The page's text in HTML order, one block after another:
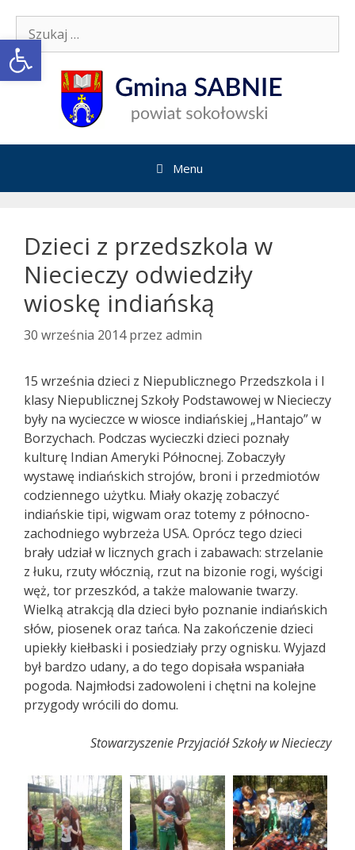
Open toolbar
treści
Menu
Dzieci z przedszkola w
Niecieczy odwiedziły
wioskę indiańską
30 września 2014 przez admin
15 września dzieci z Niepublicznego Przedszkola i I
klasy Niepublicznej Szkoły Podstawowej w Niecieczy
były na wycieczce w wiosce indiańskiej „Hantajo” w
Borzychach. Podczas wycieczki dzieci poznały
kulturę Indian Ameryki Północnej. Zobaczyły
wystawę indiańskich strojów, broni i przedmiotów
codziennego użytku. Miały okazję zobaczyć
indiańskie tipi, wigwam oraz totemy z północno-
zachodniego wybrzeża USA. Oprócz tego dzieci
brały udział w licznych grach i zabawach: strzelanie
z łuku, rzuty włócznią, rzut na bizonie rogi, wyścigi
węż, tor przeszkód, a także malowanie twarzy.
Wielką atrakcją dla dzieci było poznanie indiańskich
słów, piosenek oraz tańca. Na zakończenie dzieci
upiekły kiełbaski i posiedziały przy ognisku. Wyjazd
był bardzo udany, a do tego dopisała wspaniała
pogoda. Najmłodsi zadowoleni i chętni na kolejne
przygody wrócili do domu.
Stowarzyszenie Przyjaciół Szkoły w Niecieczy